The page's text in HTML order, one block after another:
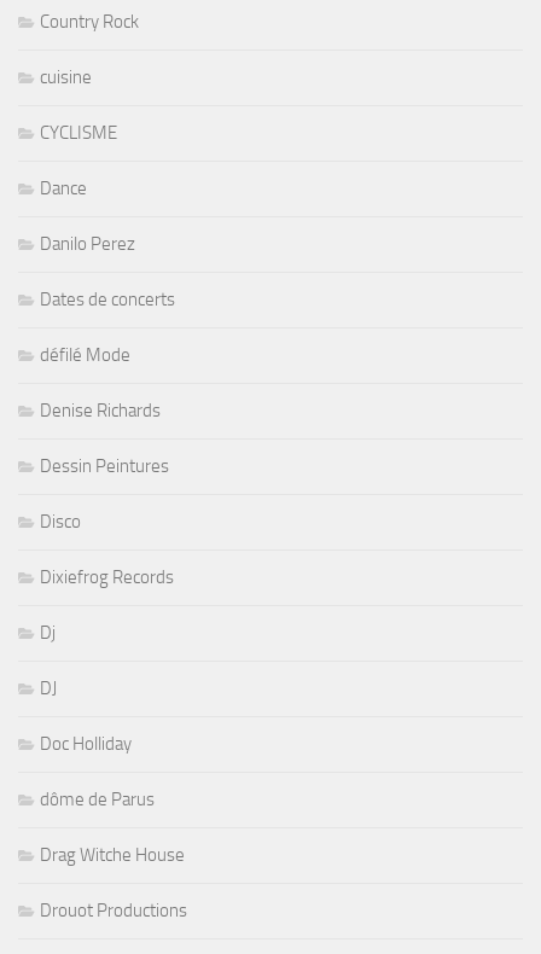
Country Rock
cuisine
CYCLISME
Dance
Danilo Perez
Dates de concerts
défilé Mode
Denise Richards
Dessin Peintures
Disco
Dixiefrog Records
Dj
DJ
Doc Holliday
dôme de Parus
Drag Witche House
Drouot Productions